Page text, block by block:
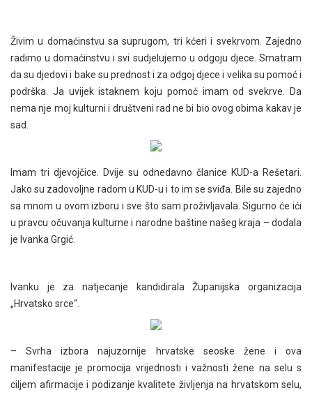
Živim u domaćinstvu sa suprugom, tri kćeri i svekrvom. Zajedno
radimo u domaćinstvu i svi sudjelujemo u odgoju djece. Smatram
da su djedovi i bake su prednost i za odgoj djece i velika su pomoć i
podrška. Ja uvijek istaknem koju pomoć imam od svekrve. Da
nema nje moj kulturni i društveni rad ne bi bio ovog obima kakav je
sad.
Imam tri djevojčice. Dvije su odnedavno članice KUD-a Rešetari.
Jako su zadovoljne radom u KUD-u i to im se sviđa. Bile su zajedno
sa mnom u ovom izboru i sve što sam proživljavala. Sigurno će ići
u pravcu očuvanja kulturne i narodne baštine našeg kraja – dodala
je Ivanka Grgić.
Ivanku je za natjecanje kandidirala Županijska organizacija
„Hrvatsko srce“.
– Svrha izbora najuzornije hrvatske seoske žene i ova
manifestacije je promocija vrijednosti i važnosti žene na selu s
ciljem afirmacije i podizanje kvalitete življenja na hrvatskom selu,